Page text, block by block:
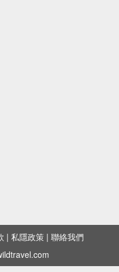
| 私隱政策 | 聯絡我們